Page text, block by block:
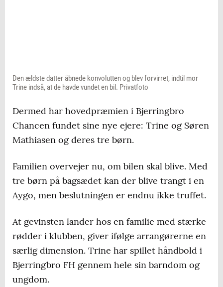
Den ældste datter åbnede konvolutten og blev forvirret, indtil mor
Trine indså, at de havde vundet en bil. Privatfoto
Dermed har hovedpræmien i Bjerringbro
Chancen fundet sine nye ejere: Trine og Søren
Mathiasen og deres tre børn.
Familien overvejer nu, om bilen skal blive. Med
tre børn på bagsædet kan der blive trangt i en
Aygo, men beslutningen er endnu ikke truffet.
At gevinsten lander hos en familie med stærke
rødder i klubben, giver ifølge arrangørerne en
særlig dimension. Trine har spillet håndbold i
Bjerringbro FH gennem hele sin barndom og
ungdom.